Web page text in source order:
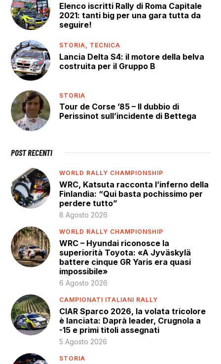
Elenco iscritti Rally di Roma Capitale
2021: tanti big per una gara tutta da
seguire!
STORIA, TECNICA
Lancia Delta S4: il motore della belva
costruita per il Gruppo B
STORIA
Tour de Corse ’85 – Il dubbio di
Perissinot sull’incidente di Bettega
POST RECENTI
WORLD RALLY CHAMPIONSHIP
WRC, Katsuta racconta l’inferno della
Finlandia: “Qui basta pochissimo per
perdere tutto”
8 Agosto 2026
WORLD RALLY CHAMPIONSHIP
WRC – Hyundai riconosce la
superiorità Toyota: «A Jyväskylä
battere cinque GR Yaris era quasi
impossibile»
6 Agosto 2026
CAMPIONATI ITALIANI RALLY
CIAR Sparco 2026, la volata tricolore
è lanciata: Daprà leader, Crugnola a
-15 e primi titoli assegnati
5 Agosto 2026
STORIA